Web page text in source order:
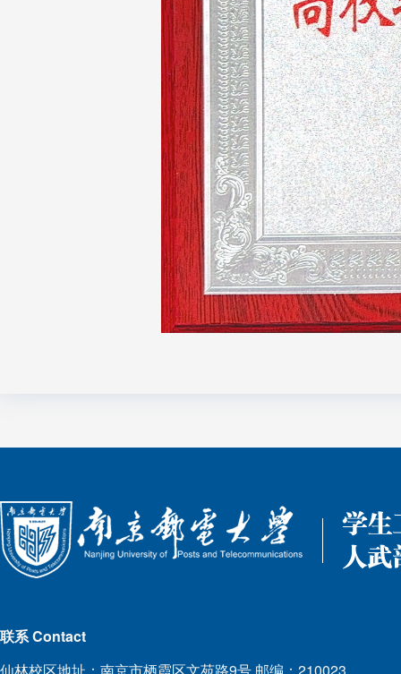
联系 Contact